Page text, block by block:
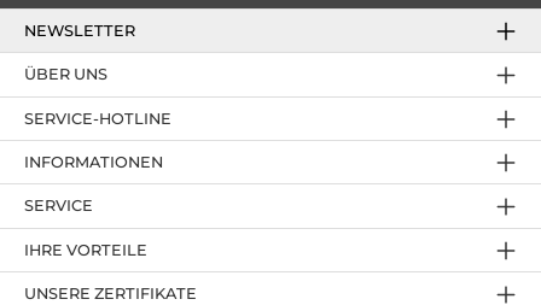
NEWSLETTER
SERVICE-HOTLINE
IHRE VORTEILE
ÜBER UNS
UNSERE ZERTIFIKATE
INFORMATIONEN
SERVICE